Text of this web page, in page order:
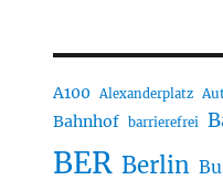
A100 Alexanderplatz
Bahnhof barrierefrei
BER Berlin